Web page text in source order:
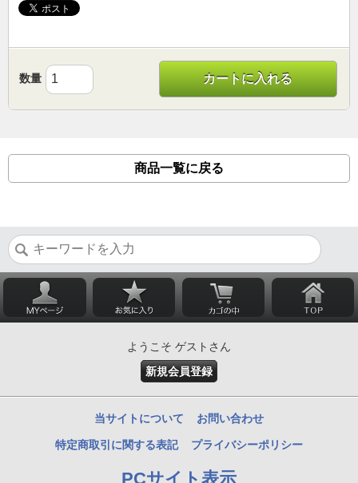
数量 カートに入れる
商品一覧に戻る
ようこそ ゲストさん
新規会員登録
当サイトについて お問い合わせ
特定商取引に関する表記 プライバシーポリシー
PCサイト表示